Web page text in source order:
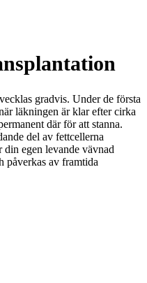
gradvis. Under de första
läkningen är klar efter cirka
där för att stanna.
del av fettcellerna
egen levande vävnad
påverkas av framtida